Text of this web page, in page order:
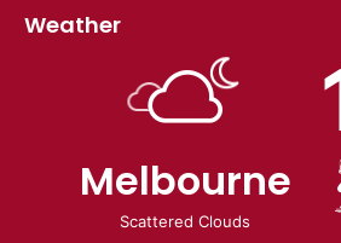
Weather
Melbourne
Scattered Clouds